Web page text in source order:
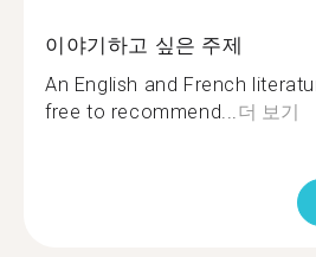
이야기하고 싶은 주제
An English and French
free to recommend...더 보기